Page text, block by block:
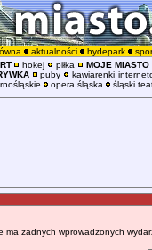
aktualności hydepark
hokej piłka
MOJE MIASTO
puby
kawiarenki
opera śląska śląski
ma żadnych wprowadzonych